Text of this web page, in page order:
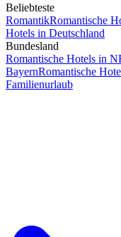
Beliebteste
RomantikRomantische
Hotels in Deutschland
Bundesland
Romantische Hotels in
BayernRomantische
Familienurlaub